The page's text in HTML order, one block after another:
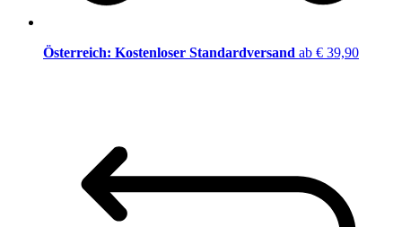
Österreich: Kostenloser Standardversand ab € 39,90